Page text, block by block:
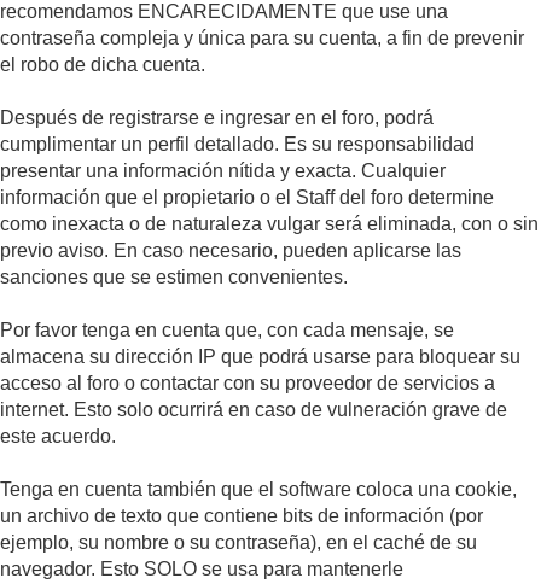
recomendamos ENCARECIDAMENTE que use una
contraseña compleja y única para su cuenta, a fin de prevenir
el robo de dicha cuenta.
Después de registrarse e ingresar en el foro, podrá
cumplimentar un perfil detallado. Es su responsabilidad
presentar una información nítida y exacta. Cualquier
información que el propietario o el Staff del foro determine
como inexacta o de naturaleza vulgar será eliminada, con o sin
previo aviso. En caso necesario, pueden aplicarse las
sanciones que se estimen convenientes.
Por favor tenga en cuenta que, con cada mensaje, se
almacena su dirección IP que podrá usarse para bloquear su
acceso al foro o contactar con su proveedor de servicios a
internet. Esto solo ocurrirá en caso de vulneración grave de
este acuerdo.
Tenga en cuenta también que el software coloca una cookie,
un archivo de texto que contiene bits de información (por
ejemplo, su nombre o su contraseña), en el caché de su
navegador. Esto SOLO se usa para mantenerle